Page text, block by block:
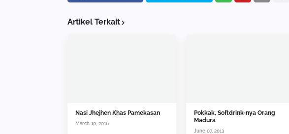
Artikel Terkait
Nasi Jhejhen Khas Pamekasan
March 10, 2016
Pokkak, Softdrink-nya Orang
Madura
June 07, 2013